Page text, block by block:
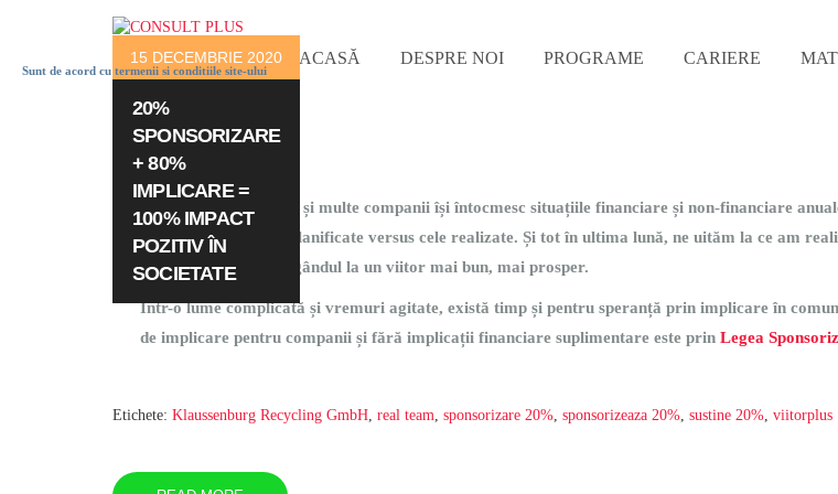
ACASĂ DESPRE NOI PROGRAME CARIERE
BLOG
15 DECEMBRIE 2020
20%
SPONSORIZARE
+ 80%
IMPLICARE =
100% IMPACT
POZITIV ÎN
SOCIETATE
E ultima lună a anului și multe companii își întocmesc situațiile financiare și non-financiare
previziuni, obiective planificate versus cele realizate. Și tot în ultima lună, ne uităm la ce am
planificăm, visăm cu gândul la un viitor mai bun, mai prosper.
Într-o lume complicată și vremuri agitate, există timp și pentru speranță prin implicare în
de implicare pentru companii și fără implicații financiare suplimentare este prin Legea
Etichete: Klaussenburg Recycling GmbH, real team, sponsorizare 20%, sponsorizeaza 20%, sustine 20%, viitorplus
Sunt de acord cu termenii si conditiile site-ului